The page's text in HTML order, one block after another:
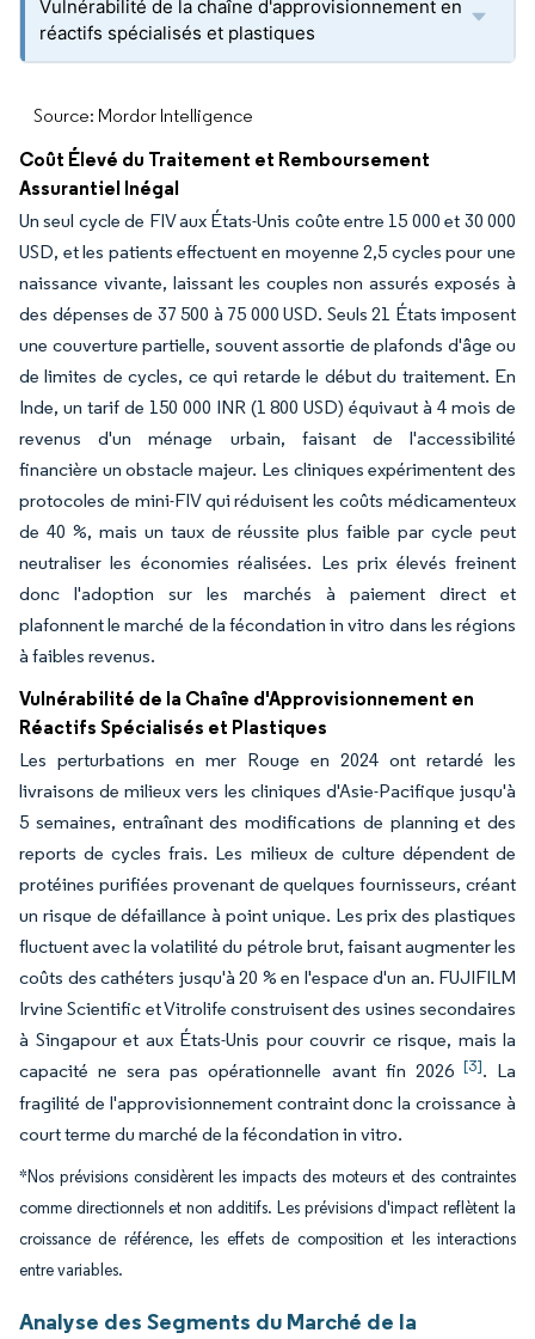
Vulnérabilité de la chaîne d'approvisionnement en
réactifs spécialisés et plastiques
Source: Mordor Intelligence
Coût Élevé du Traitement et Remboursement
Assurantiel Inégal
Un seul cycle de FIV aux États-Unis coûte entre 15 000 et 30 000
USD, et les patients effectuent en moyenne 2,5 cycles pour une
naissance vivante, laissant les couples non assurés exposés à
des dépenses de 37 500 à 75 000 USD. Seuls 21 États imposent
une couverture partielle, souvent assortie de plafonds d'âge ou
de limites de cycles, ce qui retarde le début du traitement. En
Inde, un tarif de 150 000 INR (1 800 USD) équivaut à 4 mois de
revenus d'un ménage urbain, faisant de l'accessibilité
financière un obstacle majeur. Les cliniques expérimentent des
protocoles de mini-FIV qui réduisent les coûts médicamenteux
de 40 %, mais un taux de réussite plus faible par cycle peut
neutraliser les économies réalisées. Les prix élevés freinent
donc l'adoption sur les marchés à paiement direct et
plafonnent le marché de la fécondation in vitro dans les régions
à faibles revenus.
Vulnérabilité de la Chaîne d'Approvisionnement en
Réactifs Spécialisés et Plastiques
Les perturbations en mer Rouge en 2024 ont retardé les
livraisons de milieux vers les cliniques d'Asie-Pacifique jusqu'à
5 semaines, entraînant des modifications de planning et des
reports de cycles frais. Les milieux de culture dépendent de
protéines purifiées provenant de quelques fournisseurs, créant
un risque de défaillance à point unique. Les prix des plastiques
fluctuent avec la volatilité du pétrole brut, faisant augmenter les
coûts des cathéters jusqu'à 20 % en l'espace d'un an. FUJIFILM
Irvine Scientific et Vitrolife construisent des usines secondaires
à Singapour et aux États-Unis pour couvrir ce risque, mais la
capacité ne sera pas opérationnelle avant fin 2026 [3]. La
fragilité de l'approvisionnement contraint donc la croissance à
court terme du marché de la fécondation in vitro.
*Nos prévisions considèrent les impacts des moteurs et des contraintes
comme directionnels et non additifs. Les prévisions d'impact reflètent la
croissance de référence, les effets de composition et les interactions
entre variables.
Analyse des Segments du Marché de la